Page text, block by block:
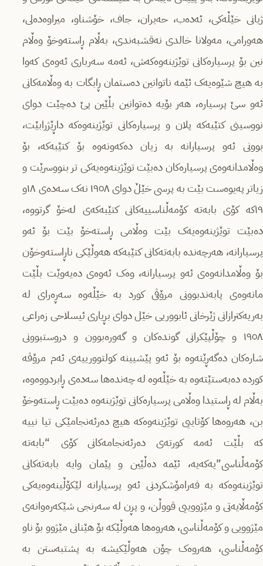
ژیانى خێڵەکى، ئەدەب، حەیران، جاف، خۆشناو، میراوەدەلى،
هەورامى، مەولانا خالدى نەقشبەندى، بەڵام ڕاستەوخۆ وەڵام
نین بۆ پرسیارەکانى توێژینەوەکەش، ئەمە سەربارى ئەوەى کەوا
بە هیچ شێوەیەک ئێمە ناتوانین دەستمان ڕابگات بە وەڵامەکانی
ئەو سێ پرسیارە، هەر بۆیە دەتوانین بڵێین پێ دەچێت دواى
نووسینى کتێبەکە پلان و پرسیارەکانى توێژینەوەکە داڕێژرابێت،
بوونى ئەو پرسیارانە بە زیان دەکەونەوە بۆ کتێبەکە، بۆ
وەڵامدانەوەى پرسیارەکان دەبێت توێژینەوەیەکى تر بنووسرێت و
زیاتر پەیوەست بێت بە پرسى خێڵ دواى ١٩٥٨ نەک سەدەى ١٨و
١٩کە کۆى بابەتە کۆمەڵناسییەکانى کتێبەکەى لەخۆ گرتووە،
دەبێت توێژینەوەیەک بێت وەڵامى ڕاستەخۆ بێت بۆ ئەو
پرسیارانە، هەرچەندە بابەتەکانى کتێبەکە هەوڵێکى ناڕاستەوخۆن
بۆ وەڵامدانەوەى ئەو پرسیارانە، وەک ئەوەى دەیەوێت بڵێت
مانەوەى پابەندبوونى مرۆڤى کورد بە خێڵەوە سەڕەرای لە
بەریەکترازانى ژێرخانى ئابووریى خێل دواى بڕیارى ئیسلاحى زەراعى
١٩٥٨ و چۆڵپێکرانى گوندەکان و گەورەبوون و دروستبوونى
شارەکان دەگەڕێتەوە بۆ ئەو پێشیینە کولتوورییەى ئەم مرۆڤە
کوردە دەبەستێتەوە بە خێڵەوە لە چەندەها سەدەى ڕابردووەوە،
بەڵام لە ڕاستیدا وەڵامى پرسیارەکانى توێژینەوە دەبێت ڕاستەوخۆ
بن، هەروەها کۆتاییی توێژینەوەکە هیچ دەرئەنجامێکى تیا نییە
کە بڵێت ئەمە کورتەى دەرئەنجامەکانى کۆى “بابەتە
کۆمەڵناسی”یەکەیە، ئێمە دەڵێین و پێمان وایە بابەتەکانى
توێژینەوەکە بە فەرامۆشکردنى ئەو پرسیارانە لێکۆڵینەوەیەکى
کۆمەڵایەتى و مێژووییی قووڵن، و پڕن لە سەرنجى شێکەرەوانەى
مێژوویى و کۆمەڵناسى، هەروەها هەوڵێکە بۆ هێنانى مێژوو بۆ ناو
کۆمەڵناسى، هەروەک چۆن هەوڵێکیشە بە پشتبەستن بە